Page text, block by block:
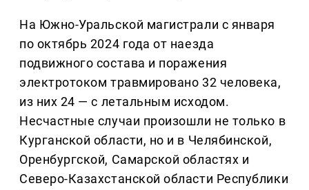
На Южно-Уральской магистрали с января
по октябрь 2024 года от наезда
подвижного состава и поражения
электротоком травмировано 32 человека,
из них 24 — с летальным исходом.
Несчастные случаи произошли не только в
Курганской области, но и в Челябинской,
Оренбургской, Самарской областях и
Северо-Казахстанской области Республики